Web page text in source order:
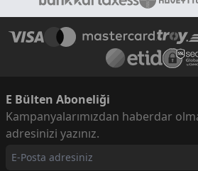
E Bülten Aboneliği
Kampanyalarımızdan haberdar
adresinizi yazınız.